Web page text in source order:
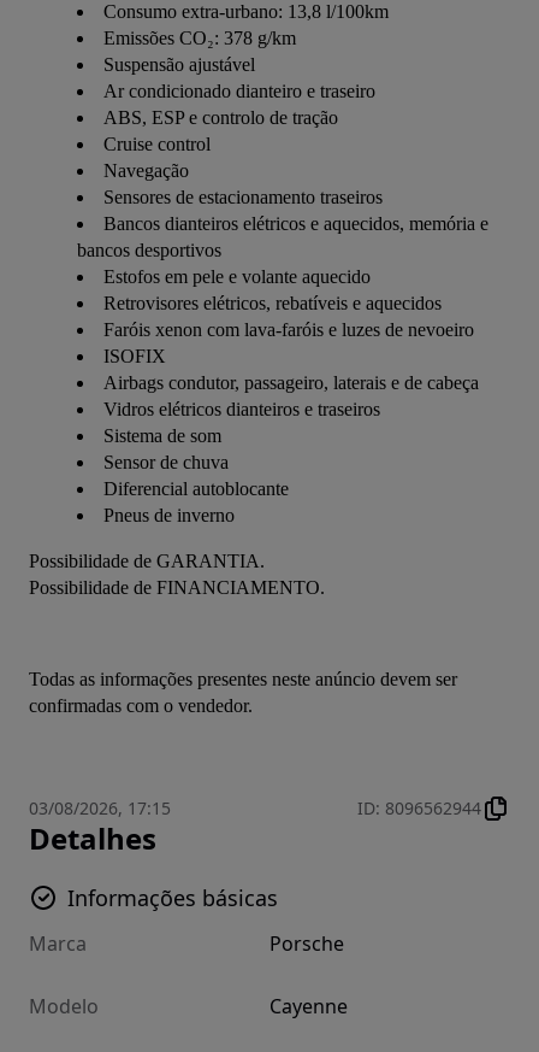
Consumo extra-urbano: 13,8 l/100km
Emissões CO₂: 378 g/km
Suspensão ajustável
Ar condicionado dianteiro e traseiro
ABS, ESP e controlo de tração
Cruise control
Navegação
Sensores de estacionamento traseiros
Bancos dianteiros elétricos e aquecidos, memória e
bancos desportivos
Estofos em pele e volante aquecido
Retrovisores elétricos, rebatíveis e aquecidos
Faróis xenon com lava-faróis e luzes de nevoeiro
ISOFIX
Airbags condutor, passageiro, laterais e de cabeça
Vidros elétricos dianteiros e traseiros
Sistema de som
Sensor de chuva
Diferencial autoblocante
Pneus de inverno
Possibilidade de GARANTIA.
Possibilidade de FINANCIAMENTO.
Todas as informações presentes neste anúncio devem ser
confirmadas com o vendedor.
03/08/2026, 17:15 ID: 8096562944
Detalhes
Informações básicas
Marca Porsche
Modelo Cayenne